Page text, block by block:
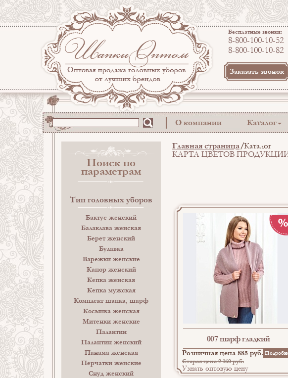
Бесплатные звонки:
8-800-100-10-52
8-800-100-10-82
Заказать звонок
О компании Каталог
Поиск по
параметрам
Тип головных уборов
Бактус женский
Балаклава женская
Берет женский
Булавка
Варежки женские
Капор женский
Кепка женская
Кепка мужская
Комплект шапка, шарф
Косынка женская
Митенки женские
Палантин
Палантин женский
Панама женская
Перчатки женские
Снуд женский
Главная страница Каталог
КАРТА ЦВЕТОВ
007 шарф гладкий
Розничная цена 885 руб.
Старая цена 2 160 руб.
Узнать оптовую цену